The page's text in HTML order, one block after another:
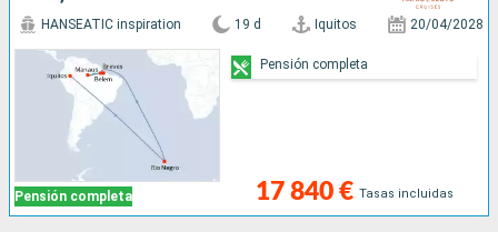
Pensión completa
HANSEATIC inspiration 19 d Iquitos 20/04/2028
17 840 € Tasas incluidas
Pensión completa